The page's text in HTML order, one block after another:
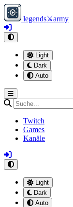
legends⚔army
Light
Dark
Auto
Twitch
Games
Kanäle
Light
Dark
Auto